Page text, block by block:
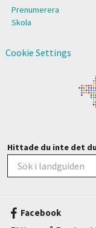
Prenumerera
Skola
Cookie Settings
Hittade du inte det
Facebook